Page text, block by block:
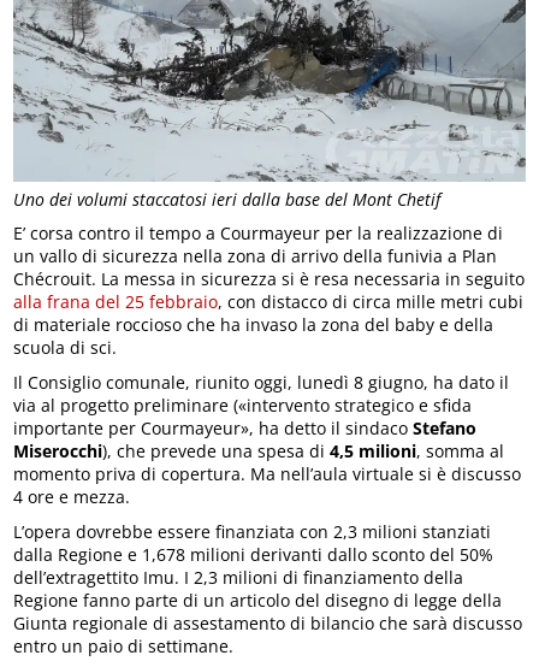
Uno dei volumi staccatosi ieri dalla base del Mont Chetif
E’ corsa contro il tempo a Courmayeur per la realizzazione di
un vallo di sicurezza nella zona di arrivo della funivia a Plan
Chécrouit. La messa in sicurezza si è resa necessaria in seguito
alla frana del 25 febbraio, con distacco di circa mille metri cubi
di materiale roccioso che ha invaso la zona del baby e della
scuola di sci.
Il Consiglio comunale, riunito oggi, lunedì 8 giugno, ha dato il
via al progetto preliminare («intervento strategico e sfida
importante per Courmayeur», ha detto il sindacoStefano
Miserocchi), che prevede una spesa di4,5 milioni, somma al
momento priva di copertura. Ma nell’aula virtuale si è discusso
4 ore e mezza.
L’opera dovrebbe essere finanziata con 2,3 milioni stanziati
dalla Regione e 1,678 milioni derivanti dallo sconto del 50%
dell’extragettito Imu. I 2,3 milioni di finanziamento della
Regione fanno parte di un articolo del disegno di legge della
Giunta regionale di assestamento di bilancio che sarà discusso
entro un paio di settimane.